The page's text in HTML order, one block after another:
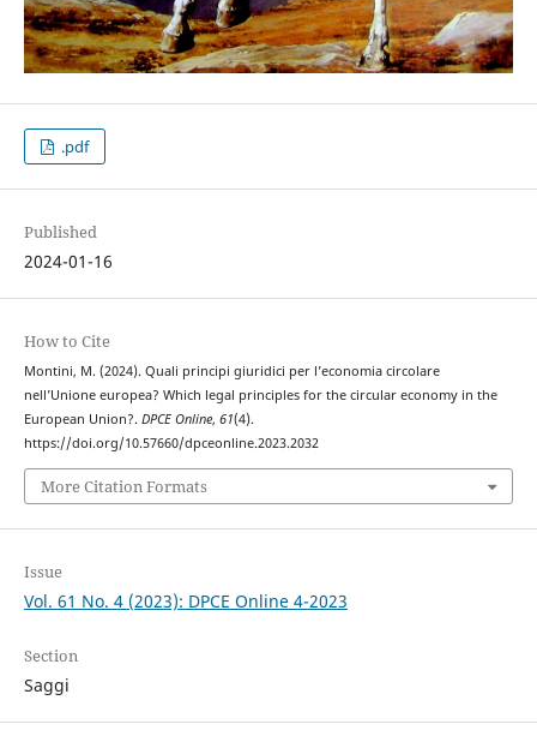
.pdf
Published
2024-01-16
How to Cite
Montini, M. (2024). Quali principi giuridici per l’economia circolare
nell’Unione europea? Which legal principles for the circular economy in the
European Union?. DPCE Online, 61(4).
https://doi.org/10.57660/dpceonline.2023.2032
More Citation Formats
Issue
Vol. 61 No. 4 (2023): DPCE Online 4-2023
Section
Saggi